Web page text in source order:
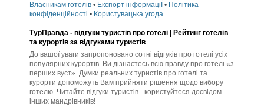
Власникам готелів • Експорт інформаціЇ • Політика
конфіденційності • Користувацька угода
ТурПравда - відгуки туристів про готелі | Рейтинг готелів
та курортів за відгуками туристів
До вашої уваги запропоновано сотні відгуків про готелі усіх
популярних курортів. Ви дізнаєтесь всю правду про готелі «з
перших вуст». Думки реальних туристів про готелі та
курорти допоможуть Вам прийняти рішення щодо вибору
готелю. Читайте відгуки туристів - користуйтеся досвідом
інших мандрівників!